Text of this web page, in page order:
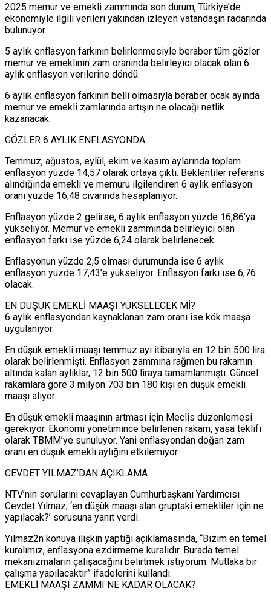
2025 memur ve emekli zammında son durum, Türkiye’de
ekonomiyle ilgili verileri yakından izleyen vatandaşın radarında
bulunuyor.
5 aylık enflasyon farkının belirlenmesiyle beraber tüm gözler
memur ve emeklinin zam oranında belirleyici olacak olan 6
aylık enflasyon verilerine döndü.
6 aylık enflasyon farkının belli olmasıyla beraber ocak ayında
memur ve emekli zamlarında artışın ne olacağı netlik
kazanacak.
GÖZLER 6 AYLIK ENFLASYONDA
Temmuz, ağustos, eylül, ekim ve kasım aylarında toplam
enflasyon yüzde 14,57 olarak ortaya çıktı. Beklentiler referans
alındığında emekli ve memuru ilgilendiren 6 aylık enflasyon
oranı yüzde 16,48 civarında hesaplanıyor.
Enflasyon yüzde 2 gelirse, 6 aylık enflasyon yüzde 16,86’ya
yükseliyor. Memur ve emekli zammında belirleyici olan
enflasyon farkı ise yüzde 6,24 olarak belirlenecek.
Enflasyonun yüzde 2,5 olması durumunda ise 6 aylık
enflasyon yüzde 17,43’e yükseliyor. Enflasyon farkı ise 6,76
olacak.
EN DÜŞÜK EMEKLİ MAAŞI YÜKSELECEK Mİ?
6 aylık enflasyondan kaynaklanan zam oranı ise kök maaşa
uygulanıyor.
En düşük emekli maaşı temmuz ayı itibarıyla en 12 bin 500 lira
olarak belirlenmişti. Enflasyon zammına rağmen bu rakamın
altında kalan aylıklar, 12 bin 500 liraya tamamlanmıştı. Güncel
rakamlara göre 3 milyon 703 bin 180 kişi en düşük emekli
maaşı alıyor.
En düşük emekli maaşının artması için Meclis düzenlemesi
gerekiyor. Ekonomi yönetimince belirlenen rakam, yasa teklifi
olarak TBMM’ye sunuluyor. Yani enflasyondan doğan zam
oranı en düşük emekli aylığını etkilemiyor.
CEVDET YILMAZ’DAN AÇIKLAMA
NTV’nin sorularını cevaplayan Cumhurbaşkanı Yardımcısı
Cevdet Yılmaz, ‘en düşük maaşı alan gruptaki emekliler için ne
yapılacak?’ sorusuna yanıt verdi.
Yılmaz2n konuya ilişkin yaptığı açıklamasında, “Bizim en temel
kuralımız, enflasyona ezdirmeme kuralıdır. Burada temel
mekanizmaların çalışacağını belirtmek istiyorum. Mutlaka bir
çalışma yapılacaktır” ifadelerini kullandı.
EMEKLİ MAAŞI ZAMMI NE KADAR OLACAK?